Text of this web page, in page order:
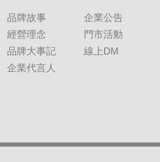
品牌故事
經營理念
品牌大事記
企業代言人
企業公告
門市活動
線上DM